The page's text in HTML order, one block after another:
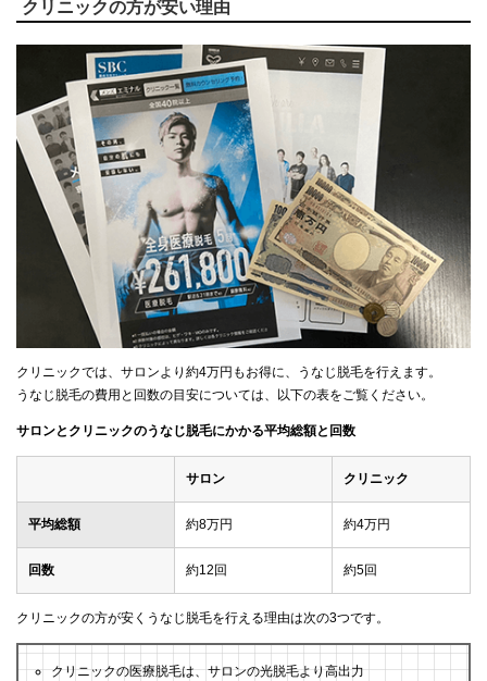
クリニックの方が安い理由
クリニックでは、サロンより約4万円もお得に、うなじ脱毛を行えます。
うなじ脱毛の費用と回数の目安については、以下の表をご覧ください。
サロンとクリニックのうなじ脱毛にかかる平均総額と回数
サロン クリニック
平均総額 約8万円 約4万円
回数 約12回 約5回
クリニックの方が安くうなじ脱毛を行える理由は次の3つです。
クリニックの医療脱毛は、サロンの光脱毛より高出力